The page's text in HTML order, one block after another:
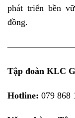
phát triển bền
đồng.
Tập đoàn KLC
Hotline: 079 868